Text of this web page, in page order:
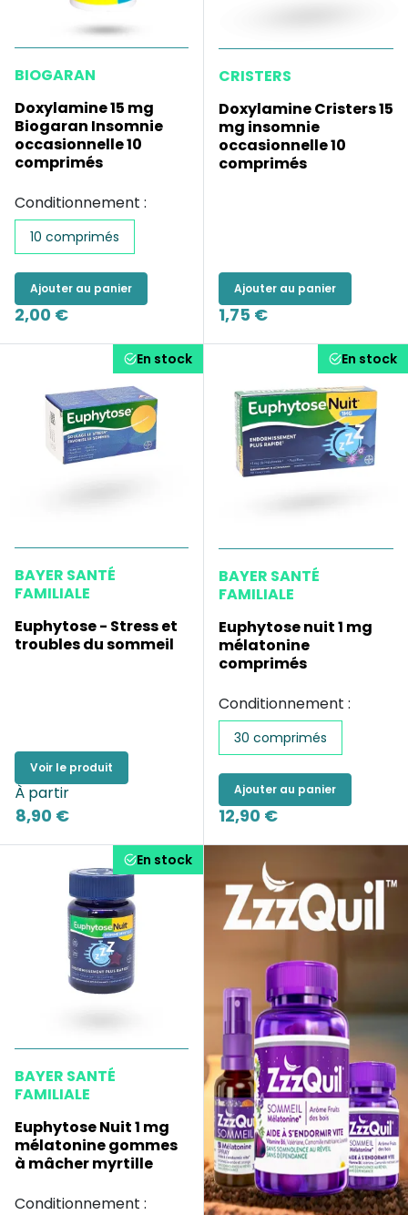
BIOGARAN
Doxylamine 15 mg
Biogaran Insomnie
occasionnelle 10
comprimés
Conditionnement :
10 comprimés
Ajouter au panier
2,00 €
CRISTERS
Doxylamine Cristers 15
mg insomnie
occasionnelle 10
comprimés
Ajouter au panier
1,75 €
En stock
BAYER SANTÉ
FAMILIALE
Euphytose - Stress et
troubles du sommeil
Voir le produit
À partir
8,90 €
En stock
BAYER SANTÉ
FAMILIALE
Euphytose nuit 1 mg
mélatonine
comprimés
Conditionnement :
30 comprimés
Ajouter au panier
12,90 €
En stock
BAYER SANTÉ
FAMILIALE
Euphytose Nuit 1 mg
mélatonine gommes
à mâcher myrtille
Conditionnement :